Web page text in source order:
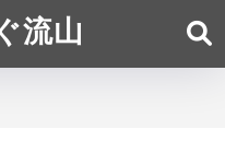
流山